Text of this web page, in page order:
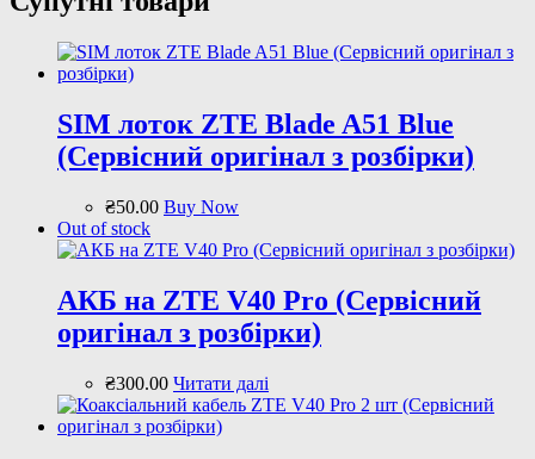
SIM лоток ZTE Blade A51 Blue
(Сервісний оригінал з розбірки)
₴50.00 Buy Now
Out of stock
АКБ на ZTE V40 Pro (Сервісний
оригінал з розбірки)
₴300.00 Читати далі